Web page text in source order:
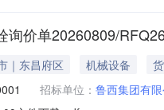
询价单20260809/
｜东昌府区 机械设备
招标单位： 鲁西集团有